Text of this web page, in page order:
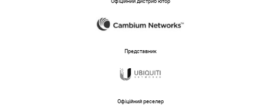
Офіційний дистриб'ютор
Представник
Офіційний реселер